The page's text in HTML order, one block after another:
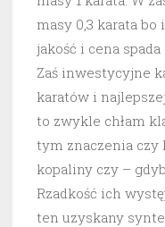
masy 0,3 karata
jakość i cena spada
Zaś inwestycyjne
karatów i
to zwykle chłam
tym znaczenia czy
kopaliny czy –
Rzadkość ich
ten uzyskany